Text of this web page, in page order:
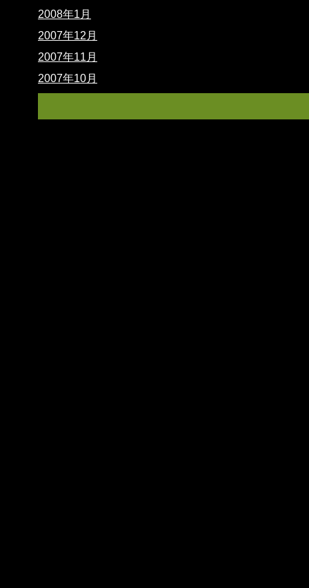
2008年1月
2007年12月
2007年11月
2007年10月